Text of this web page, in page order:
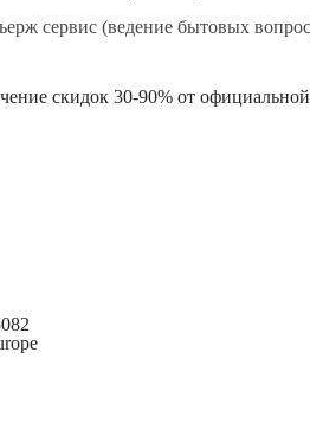
сервис (ведение бытовых
скидок 30-90% от